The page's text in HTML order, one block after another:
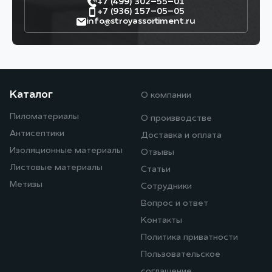
+7 (499) 302–55–01
+7 (936) 157–05–05
info@stroyassortiment.ru
Каталог
Пиломатериалы
Антисептики
Изоляционные материалы
Листовые материалы
Метизы
О компании
О производстве
Доставка и оплата
Отзывы
Статьи
Сотрудники
Вопрос и ответ
Контакты
Политика приватности
Пользовательское